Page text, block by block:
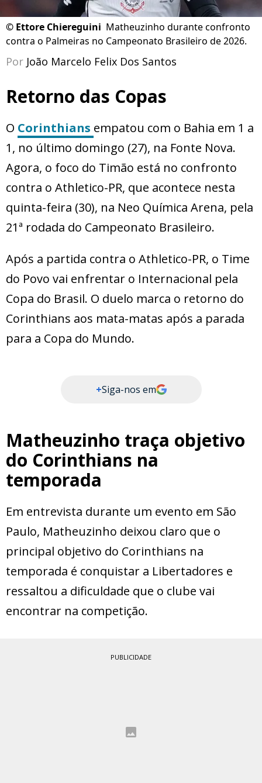
© Ettore Chiereguini Matheuzinho durante confronto
contra o Palmeiras no Campeonato Brasileiro de 2026.
Por João Marcelo Felix Dos Santos
Retorno das Copas
O Corinthians empatou com o Bahia em 1 a
1, no último domingo (27), na Fonte Nova.
Agora, o foco do Timão está no confronto
contra o Athletico-PR, que acontece nesta
quinta-feira (30), na Neo Química Arena, pela
21ª rodada do Campeonato Brasileiro.
Após a partida contra o Athletico-PR, o Time
do Povo vai enfrentar o Internacional pela
Copa do Brasil. O duelo marca o retorno do
Corinthians aos mata-matas após a parada
para a Copa do Mundo.
+Siga-nos em
Matheuzinho traça objetivo
do Corinthians na
temporada
Em entrevista durante um evento em São
Paulo, Matheuzinho deixou claro que o
principal objetivo do Corinthians na
temporada é conquistar a Libertadores e
ressaltou a dificuldade que o clube vai
encontrar na competição.
PUBLICIDADE